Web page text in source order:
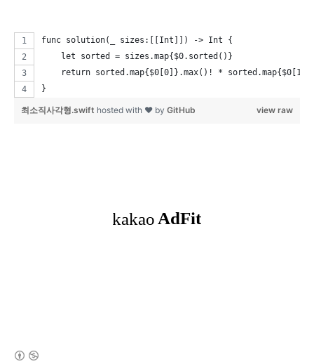
func solution(_ sizes:[[Int]]) -> Int {
    let sorted = sizes.map{$0.sorted()}
return sorted.map{$0[0]}.max()! *
}
view raw
최소직사각형.swift hosted with ❤ by GitHub